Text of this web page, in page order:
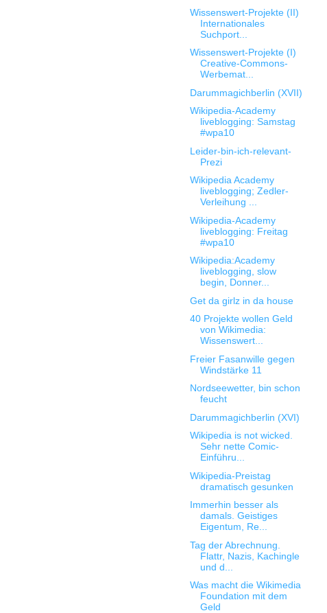
Wissenswert-Projekte (II)
Internationales
Suchport...
Wissenswert-Projekte (I)
Creative-Commons-
Werbemat...
Darummagichberlin (XVII)
Wikipedia-Academy
liveblogging: Samstag
#wpa10
Leider-bin-ich-relevant-
Prezi
Wikipedia Academy
liveblogging; Zedler-
Verleihung ...
Wikipedia-Academy
liveblogging: Freitag
#wpa10
Wikipedia:Academy
liveblogging, slow
begin, Donner...
Get da girlz in da house
40 Projekte wollen Geld
von Wikimedia:
Wissenswert...
Freier Fasanwille gegen
Windstärke 11
Nordseewetter, bin schon
feucht
Darummagichberlin (XVI)
Wikipedia is not wicked.
Sehr nette Comic-
Einführu...
Wikipedia-Preistag
dramatisch gesunken
Immerhin besser als
damals. Geistiges
Eigentum, Re...
Tag der Abrechnung.
Flattr, Nazis, Kachingle
und d...
Was macht die Wikimedia
Foundation mit dem
Geld